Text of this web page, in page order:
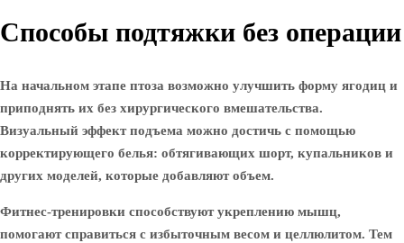
Способы подтяжки без операции
На начальном этапе птоза возможно улучшить форму ягодиц и
приподнять их без хирургического вмешательства.
Визуальный эффект подъема можно достичь с помощью
корректирующего белья: обтягивающих шорт, купальников и
других моделей, которые добавляют объем.
Фитнес-тренировки способствуют укреплению мышц,
помогают справиться с избыточным весом и целлюлитом. Тем